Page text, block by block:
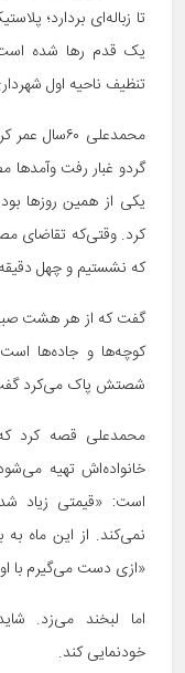
تا زباله‌ای بردارد؛
یک قدم رها شده
تنظیف ناحیه اول
محمدعلی
گردو غبار رفت
یکی از همین روزها
کرد. وقتی‌که تقاضای
که نشستیم و چهل
گفت که از هر هشت صبح
کوچه‌ها و جاده‌ها
شصتش پاک می‌کرد
محمدعلی قصه کرد
خانواده‌اش تهیه
است: «قیمتی زیاد
نمی‌کند. از این ماه
«ازی دست می‌گیرم با
اما لبخند می‌زد.
خودنمایی کند.